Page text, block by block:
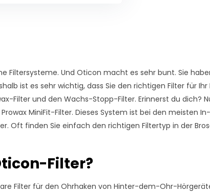
Filtersysteme. Und Oticon macht es sehr bunt. Sie
ist es sehr wichtig, dass Sie den richtigen Filter für Ihr
Filter und den Wachs-Stopp-Filter. Erinnerst du dich?
MiniFit-Filter. Dieses System ist bei den meisten
Oft finden Sie einfach den richtigen Filtertyp in der
Filter?
Filter für den Ohrhaken von Hinter-dem-Ohr-